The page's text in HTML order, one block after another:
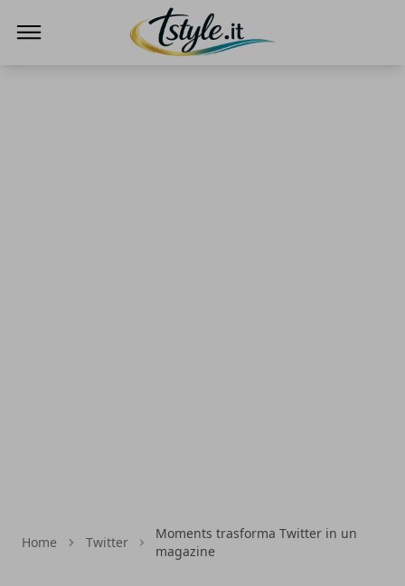
Home Twitter
Moments trasforma Twitter in un
magazine